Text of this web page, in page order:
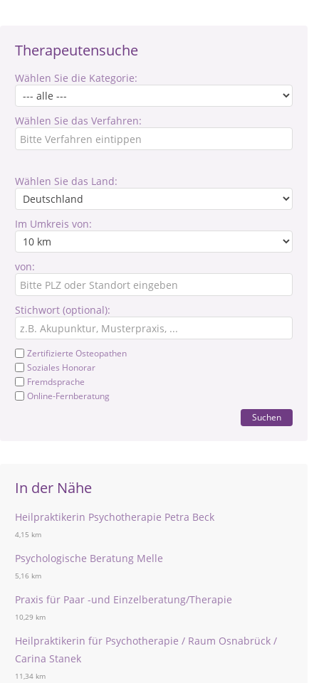
Therapeutensuche
Wählen Sie die Kategorie:
Wählen Sie das Verfahren:
Wählen Sie das Land:
Im Umkreis von:
von:
Stichwort (optional):
Zertifizierte Osteopathen
Soziales Honorar
Fremdsprache
Online-Fernberatung
Suchen
In der Nähe
Heilpraktikerin Psychotherapie Petra Beck
4,15 km
Psychologische Beratung Melle
5,16 km
Praxis für Paar -und Einzelberatung/Therapie
10,29 km
Heilpraktikerin für Psychotherapie / Raum Osnabrück /
Carina Stanek
11,34 km